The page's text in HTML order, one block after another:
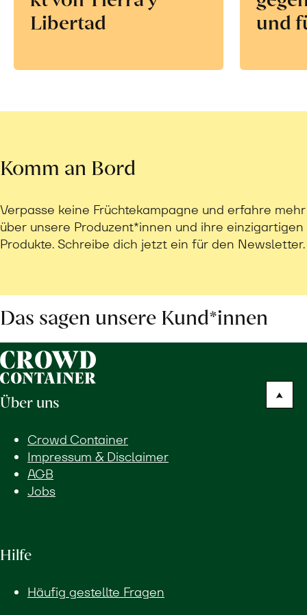
Libertad
und
Komm an Bord
Verpasse keine Früchtekampagne und erfahre mehr
über unsere Produzent*innen und ihre einzigartigen
Produkte. Schreibe dich jetzt ein für den Newsletter.
Das sagen unsere Kund*innen
Über uns
Crowd Container
Impressum & Disclaimer
AGB
Jobs
Hilfe
Häufig gestellte Fragen